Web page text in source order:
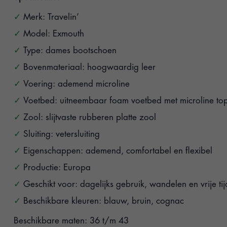
Merk: Travelin’
Model: Exmouth
Type: dames bootschoen
Bovenmateriaal: hoogwaardig leer
Voering: ademend microline
Voetbed: uitneembaar foam voetbed met microline
Zool: slijtvaste rubberen platte zool
Sluiting: vetersluiting
Eigenschappen: ademend, comfortabel en flexibel
Productie: Europa
Geschikt voor: dagelijks gebruik, wandelen en vrije
Beschikbare kleuren: blauw, bruin, cognac
Beschikbare maten: 36 t/m 43